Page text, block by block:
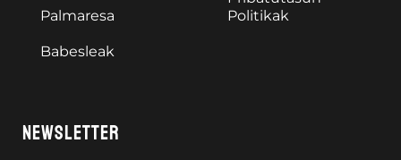
Palmaresa
Babesleak
Politikak
NEWSLETTER